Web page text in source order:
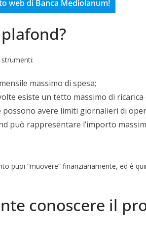
web di Banca Mediolanum!
massimo di spesa;
esiste un tetto massimo di ricarica
possono avere limiti giornalieri di
può rappresentare l’importo
puoi “muovere” finanziariamente, ed è
conoscere il